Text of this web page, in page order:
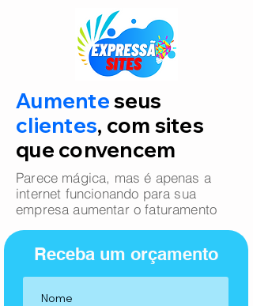
Aumenteseus
clientes, com sites
que convencem
Parece mágica, mas é apenas a
internet funcionando para sua
empresa aumentar o faturamento
Receba um orçamento